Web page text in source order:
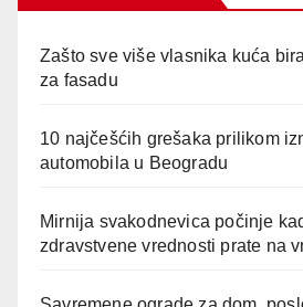
Zašto sve više vlasnika kuća
za fasadu
10 najčešćih grešaka prilikom
automobila u Beogradu
Mirnija svakodnevica počinje
zdravstvene vrednosti prate na